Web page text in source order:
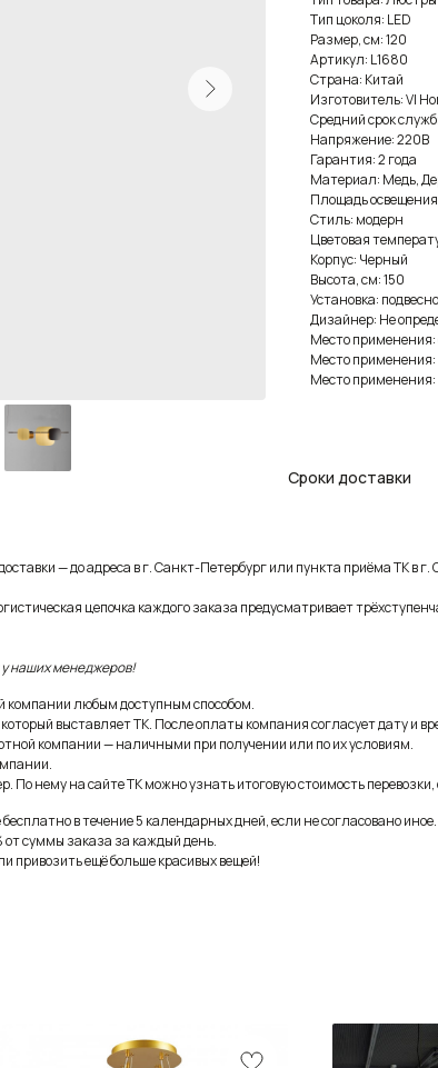
Тип цоколя: LED
Размер, см: 120
Артикул: L1680
Страна: Китай
Изготовитель: VI
Средний срок
Напряжение: 220В
Гарантия: 2 года
Материал: Медь,
Площадь
Стиль: модерн
Цветовая
Корпус: Черный
Высота, см: 150
Установка:
Дизайнер: Не
Место применения:
Место применения:
Место применения:
Сроки доставки
— до адреса в г. Санкт-Петербург или пункта приёма ТК в
цепочка каждого заказа предусматривает
наших менеджеров!
компании любым доступным способом.
выставляет ТК. После оплаты компания согласует дату и
компании — наличными при получении или по их условиям.
нему на сайте ТК можно узнать итоговую стоимость
в течение 5 календарных дней, если не согласовано иное.
от суммы заказа за каждый день.
привозить ещё больше красивых вещей!